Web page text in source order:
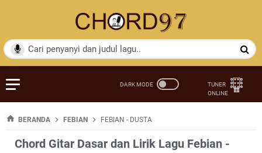
BERANDA FEBIAN FEBIAN - DUSTA
Chord Gitar Dasar dan Lirik Lagu Febian -